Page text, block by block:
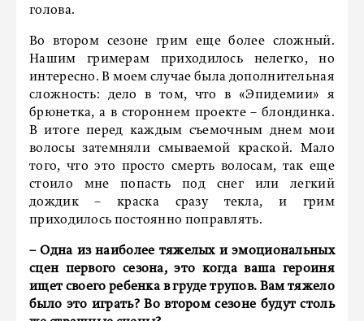
голова.
Во втором сезоне грим еще более сложный.
Нашим гримерам приходилось нелегко, но
интересно. В моем случае была дополнительная
сложность: дело в том, что в «Эпидемии» я
брюнетка, а в стороннем проекте – блондинка.
В итоге перед каждым съемочным днем мои
волосы затемняли смываемой краской. Мало
того, что это просто смерть волосам, так еще
стоило мне попасть под снег или легкий
дождик – краска сразу текла, и грим
приходилось постоянно поправлять.
– Одна из наиболее тяжелых и эмоциональных
сцен первого сезона, это когда ваша героиня
ищет своего ребенка в груде трупов. Вам тяжело
было это играть? Во втором сезоне будут столь